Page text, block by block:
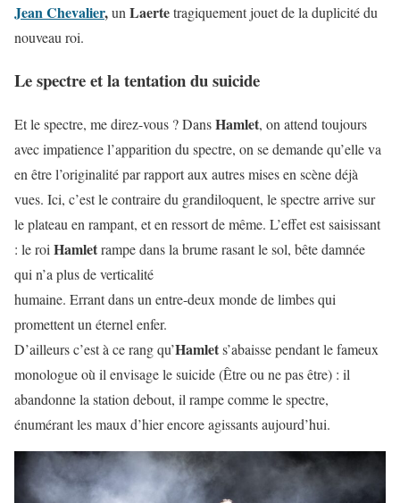
Jean Chevalier,un Laertetragiquement jouet de la duplicité du
nouveau roi.
Le spectre et la tentation du suicide
Et le spectre, me direz-vous ? DansHamlet, on attend toujours
avec impatience l’apparition du spectre, on se demande qu’elle va
en être l’originalité par rapport aux autres mises en scène déjà
vues. Ici, c’est le contraire du grandiloquent, le spectre arrive sur
le plateau en rampant, et en ressort de même. L’effet est saisissant
: le roi Hamletrampe dans la brume rasant le sol, bête damnée
qui n’a plus de verticalité
humaine. Errant dans un entre-deux monde de limbes qui
promettent un éternel enfer.
D’ailleurs c’est à ce rang qu’Hamlets’abaisse pendant le fameux
monologue où il envisage le suicide (Être ou ne pas être) : il
abandonne la station debout, il rampe comme le spectre,
énumérant les maux d’hier encore agissants aujourd’hui.